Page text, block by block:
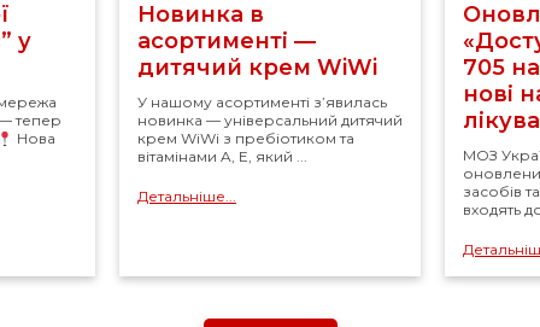
у
тепер
Нова
Новинка в
асортименті —
дитячий крем WiWi
У нашому асортименті з’явилась
новинка — універсальний дитячий
крем WiWi з пребіотиком та
вітамінами A, E, який ...
Детальніше...
705
нові
МОЗ
засобів
входять